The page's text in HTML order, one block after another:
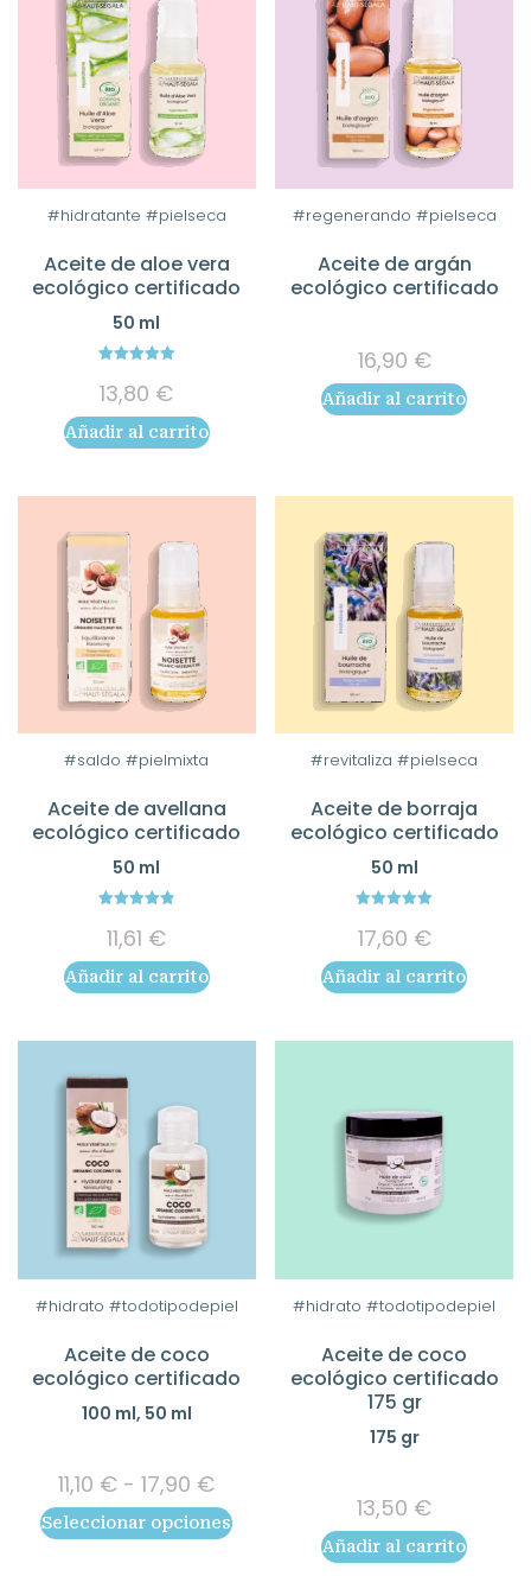
página
de
producto
#hidratante #pielseca
Aceite de aloe vera
ecológico certificado
50 ml
out of 5
13,80 €
Añadir al carrito
#regenerando #pielseca
Aceite de argán
ecológico certificado
16,90 €
Añadir al carrito
#saldo #pielmixta
Aceite de avellana
ecológico certificado
50 ml
out of 5
11,61 €
Añadir al carrito
#revitaliza #pielseca
Aceite de borraja
ecológico certificado
50 ml
out of 5
17,60 €
Añadir al carrito
#hidrato #todotipodepiel
Aceite de coco
ecológico certificado
100 ml, 50 ml
11,10 € - 17,90 €Rango
de
precios:
Seleccionar opciones
Este
tiene
múltiples
variantes.
opciones
se
pueden
#hidrato #todotipodepiel
Aceite de coco
ecológico certificado
175 gr
175 gr
13,50 €
Añadir al carrito